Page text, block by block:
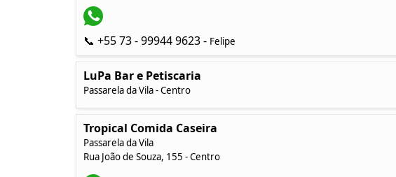
📞 +55 73 - 99944 9623 - Felipe
LuPa Bar e Petiscaria
Passarela da Vila - Centro
Tropical Comida Caseira
Passarela da Vila
Rua João de Souza, 155 - Centro